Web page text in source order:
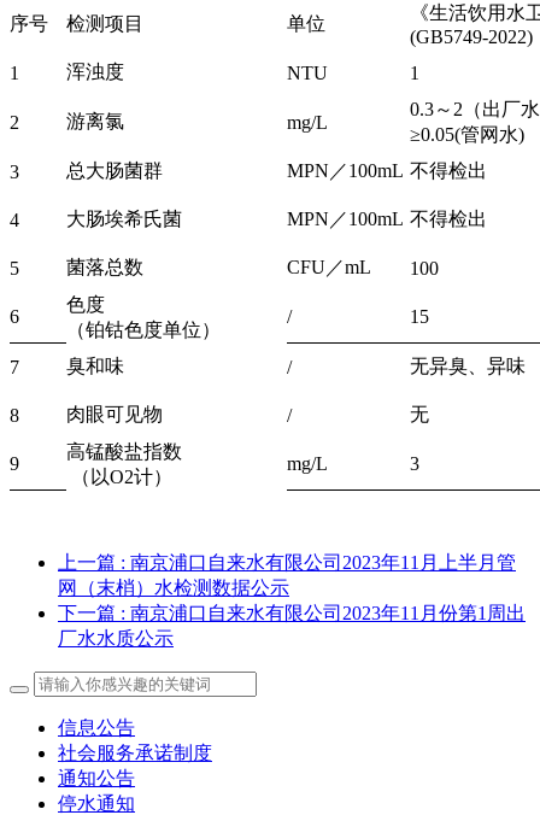
序号
检测项目 单位
《生活饮用水
(GB5749-2022)
1
浑浊度 NTU 1
2 游离氯 mg/L
0.3～2（出
≥0.05(管网水)
3
总大肠菌群 MPN／100mL 不得检出
4 大肠埃希氏菌 MPN／100mL 不得检出
5 菌落总数 CFU／mL 100
6
色度
/ 15
（铂钴色度单位）
7
臭和味 / 无异臭、异味
8 肉眼可见物 / 无
9
高锰酸盐指数
mg/L 3
（以O2计）
上一篇 : 南京浦口自来水有限公司2023年11月上半月管
网（末梢）水检测数据公示
下一篇 : 南京浦口自来水有限公司2023年11月份第1周出
厂水水质公示
信息公告
社会服务承诺制度
通知公告
停水通知